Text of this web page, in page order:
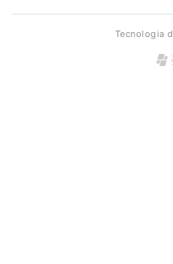
Tecnologia